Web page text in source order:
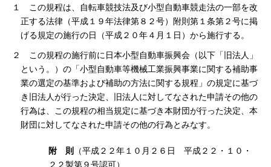
１ この規程は、自転車競技法及び小型自動車競走法の一部を改
正する法律（平成１９年法律第８２号）附則第１条第２号に掲
げる規定の施行の日（平成２０年４月１日）から施行する。
２ この規程の施行前に日本小型自動車振興会（以下「旧法人」
という。）の「小型自動車等機械工業振興事業に関する補助事
業の選定の基準および補助の方法に関する規程」の規定に基づ
き旧法人が行った決定、旧法人に対してなされた申請その他の
行為は、この規程の相当規定に基づき本財団が行った決定、本
財団に対してなされた申請その他の行為とみなす。
附 則
（平成２２年１０月２６日 平成２２・１０・
２２製第９号認可）